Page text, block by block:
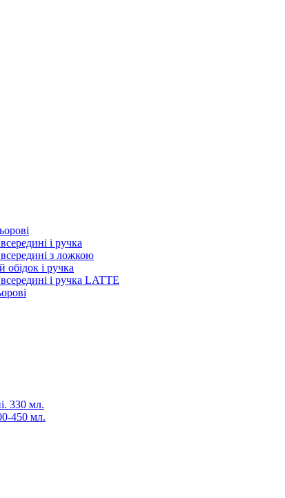
і ручка
з ложкою
обідок і ручка
і ручка LATTE
330 мл.
450 мл.